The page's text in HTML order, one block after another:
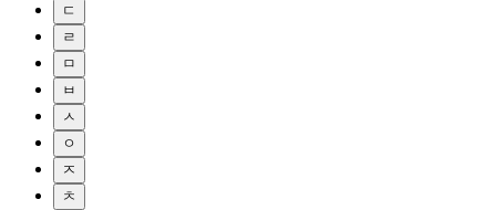
ㄷ
ㄹ
ㅁ
ㅂ
ㅅ
ㅇ
ㅈ
ㅊ